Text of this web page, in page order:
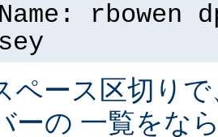
rbowen
ペース区切り
ーの 一覧をな